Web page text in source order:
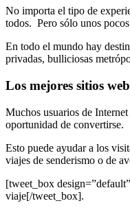
No importa el tipo de
todos. Pero sólo unos
En todo el mundo hay
privadas, bulliciosas
Los mejores sitios
Muchos usuarios de
oportunidad de convertirse.
Esto puede ayudar a los
viajes de senderismo o de
[tweet_box
viaje[/tweet_box].